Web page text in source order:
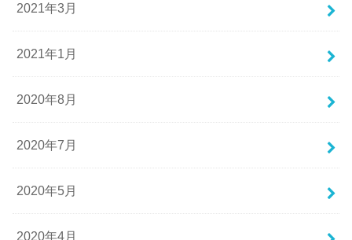
2021年3月
2021年1月
2020年8月
2020年7月
2020年5月
2020年4月